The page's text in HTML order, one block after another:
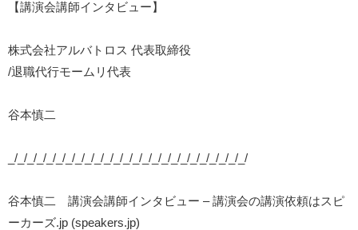
【講演会講師インタビュー】
株式会社アルバトロス 代表取締役
/退職代行モームリ代表
谷本慎二
_/_/_/_/_/_/_/_/_/_/_/_/_/_/_/_/_/_/_/_/_/_/_/_/_/
谷本慎二 講演会講師インタビュー – 講演会の講演依頼はスピ
ーカーズ.jp (speakers.jp)